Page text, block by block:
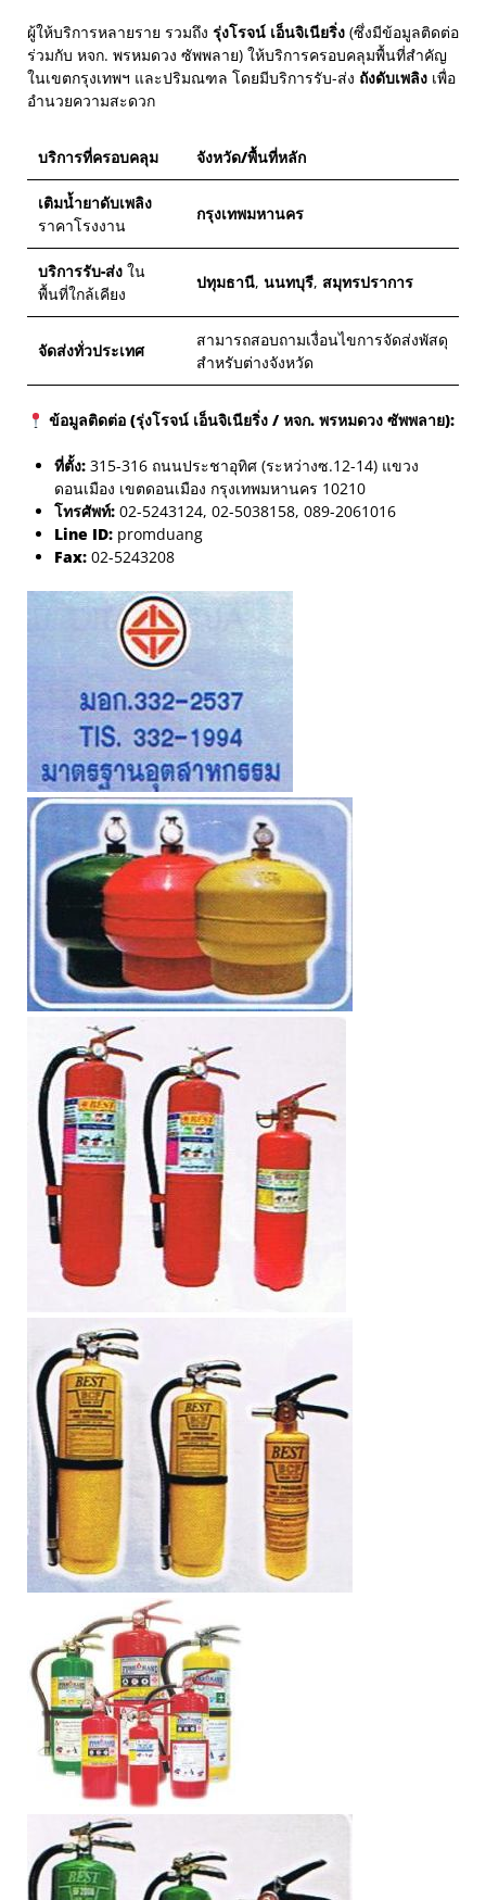
ผู้ให้บริการหลายราย รวมถึง รุ่งโรจน์ เอ็นจิเนียริ่ง (ซึ่งมีข้อมูลติดต่อ
ร่วมกับ หจก. พรหมดวง ซัพพลาย) ให้บริการครอบคลุมพื้นที่สำคัญ
ในเขตกรุงเทพฯ และปริมณฑล โดยมีบริการรับ-ส่ง ถังดับเพลิง เพื่อ
อำนวยความสะดวก
บริการที่ครอบคลุม จังหวัด/พื้นที่หลัก
เติมน้ำยาดับเพลิง
ราคาโรงงาน
กรุงเทพมหานคร
บริการรับ-ส่ง ใน
พื้นที่ใกล้เคียง
ปทุมธานี, นนทบุรี, สมุทรปราการ
จัดส่งทั่วประเทศ
สามารถสอบถามเงื่อนไขการจัดส่งพัสดุ
สำหรับต่างจังหวัด
ข้อมูลติดต่อ (รุ่งโรจน์ เอ็นจิเนียริ่ง / หจก. พรหมดวง ซัพพลาย):
ที่ตั้ง: 315-316 ถนนประชาอุทิศ (ระหว่างซ.12-14) แขวง
ดอนเมือง เขตดอนเมือง กรุงเทพมหานคร 10210
โทรศัพท์: 02-5243124, 02-5038158, 089-2061016
Line ID: promduang
Fax: 02-5243208